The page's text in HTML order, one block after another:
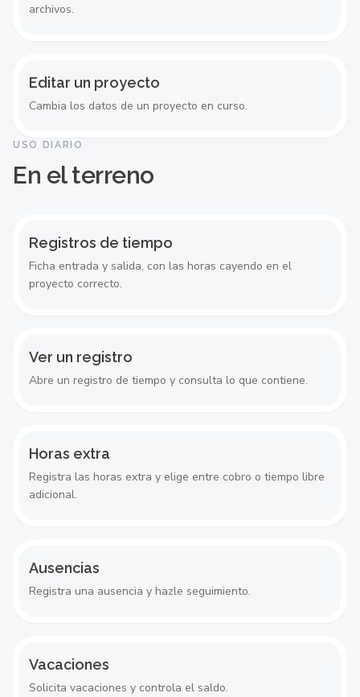
archivos.
Editar un proyecto
Cambia los datos de un proyecto en curso.
USO DIARIO
En el terreno
Registros de tiempo
Ficha entrada y salida, con las horas cayendo en el
proyecto correcto.
Ver un registro
Abre un registro de tiempo y consulta lo que contiene.
Horas extra
Registra las horas extra y elige entre cobro o tiempo libre
adicional.
Ausencias
Registra una ausencia y hazle seguimiento.
Vacaciones
Solicita vacaciones y controla el saldo.